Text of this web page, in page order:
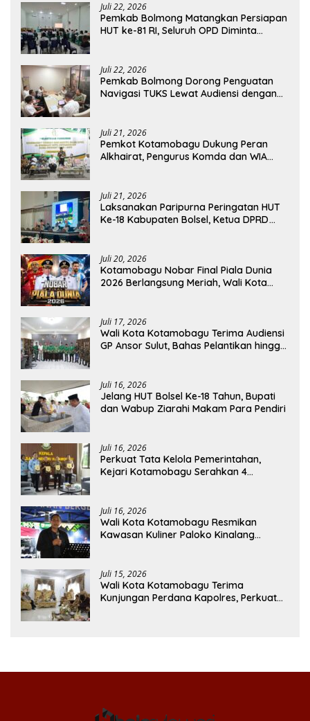
Juli 22, 2026
Pemkab Bolmong Matangkan Persiapan
HUT ke-81 RI, Seluruh OPD Diminta
Juli 22, 2026
Pemkab Bolmong Dorong Penguatan
Navigasi TUKS Lewat Audiensi dengan
Juli 21, 2026
Pemkot Kotamobagu Dukung Peran
Alkhairat, Pengurus Komda dan WIA
Juli 21, 2026
Laksanakan Paripurna Peringatan HUT
Ke-18 Kabupaten Bolsel, Ketua DPRD
Juli 20, 2026
Kotamobagu Nobar Final Piala Dunia
2026 Berlangsung Meriah, Wali Kota
Juli 17, 2026
Wali Kota Kotamobagu Terima Audiensi
GP Ansor Sulut, Bahas Pelantikan hingga
Juli 16, 2026
Jelang HUT Bolsel Ke-18 Tahun, Bupati
dan Wabup Ziarahi Makam Para Pendiri
Juli 16, 2026
Perkuat Tata Kelola Pemerintahan,
Kejari Kotamobagu Serahkan 4
Juli 16, 2026
Wali Kota Kotamobagu Resmikan
Kawasan Kuliner Paloko Kinalang
Juli 15, 2026
Wali Kota Kotamobagu Terima
Kunjungan Perdana Kapolres, Perkuat